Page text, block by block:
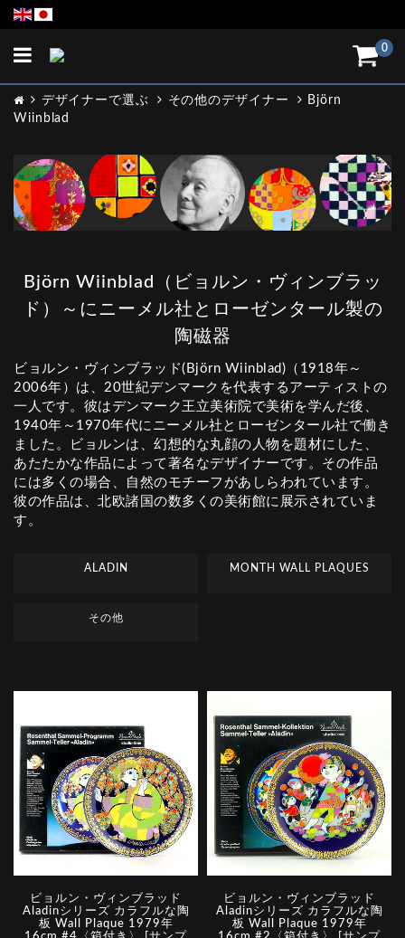
0
Toggle
デザイナーで選ぶ その他のデザイナー
Björn
Wiinblad
Björn Wiinblad（ビョルン・ヴィンブラッ
ド）～にニーメル社とローゼンタール製の
陶磁器
ビョルン・ヴィンブラッド(Björn Wiinblad)（1918年～
2006年）は、20世紀デンマークを代表するアーティストの
一人です。彼はデンマーク王立美術院で美術を学んだ後、
1940年～1970年代にニーメル社とローゼンタール社で働き
ました。ビョルンは、幻想的な丸顔の人物を題材にした、
あたたかな作品によって著名なデザイナーです。その作品
には多くの場合、自然のモチーフがあしらわれています。
彼の作品は、北欧諸国の数多くの美術館に展示されていま
す。
ALADIN MONTH WALL PLAQUES
その他
ビョルン・ヴィンブラッド
Aladinシリーズ カラフルな陶
板 Wall Plaque 1979年
ビョルン・ヴィンブラッド
Aladinシリーズ カラフルな陶
板 Wall Plaque 1979年